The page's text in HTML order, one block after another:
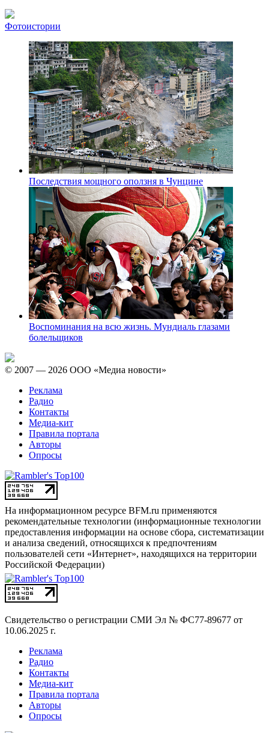
Фотоистории
Последствия мощного оползня в Чунцине
Воспоминания на всю жизнь. Мундиаль глазами
болельщиков
© 2007 — 2026 ООО «Медиа новости»
Реклама
Радио
Контакты
Медиа-кит
Правила портала
Авторы
Опросы
На информационном ресурсе BFM.ru применяются
рекомендательные технологии (информационные технологии
предоставления информации на основе сбора, систематизации
и анализа сведений, относящихся к предпочтениям
пользователей сети «Интернет», находящихся на территории
Российской Федерации)
Свидетельство о регистрации СМИ Эл № ФС77-89677 от
10.06.2025 г.
Реклама
Радио
Контакты
Медиа-кит
Правила портала
Авторы
Опросы